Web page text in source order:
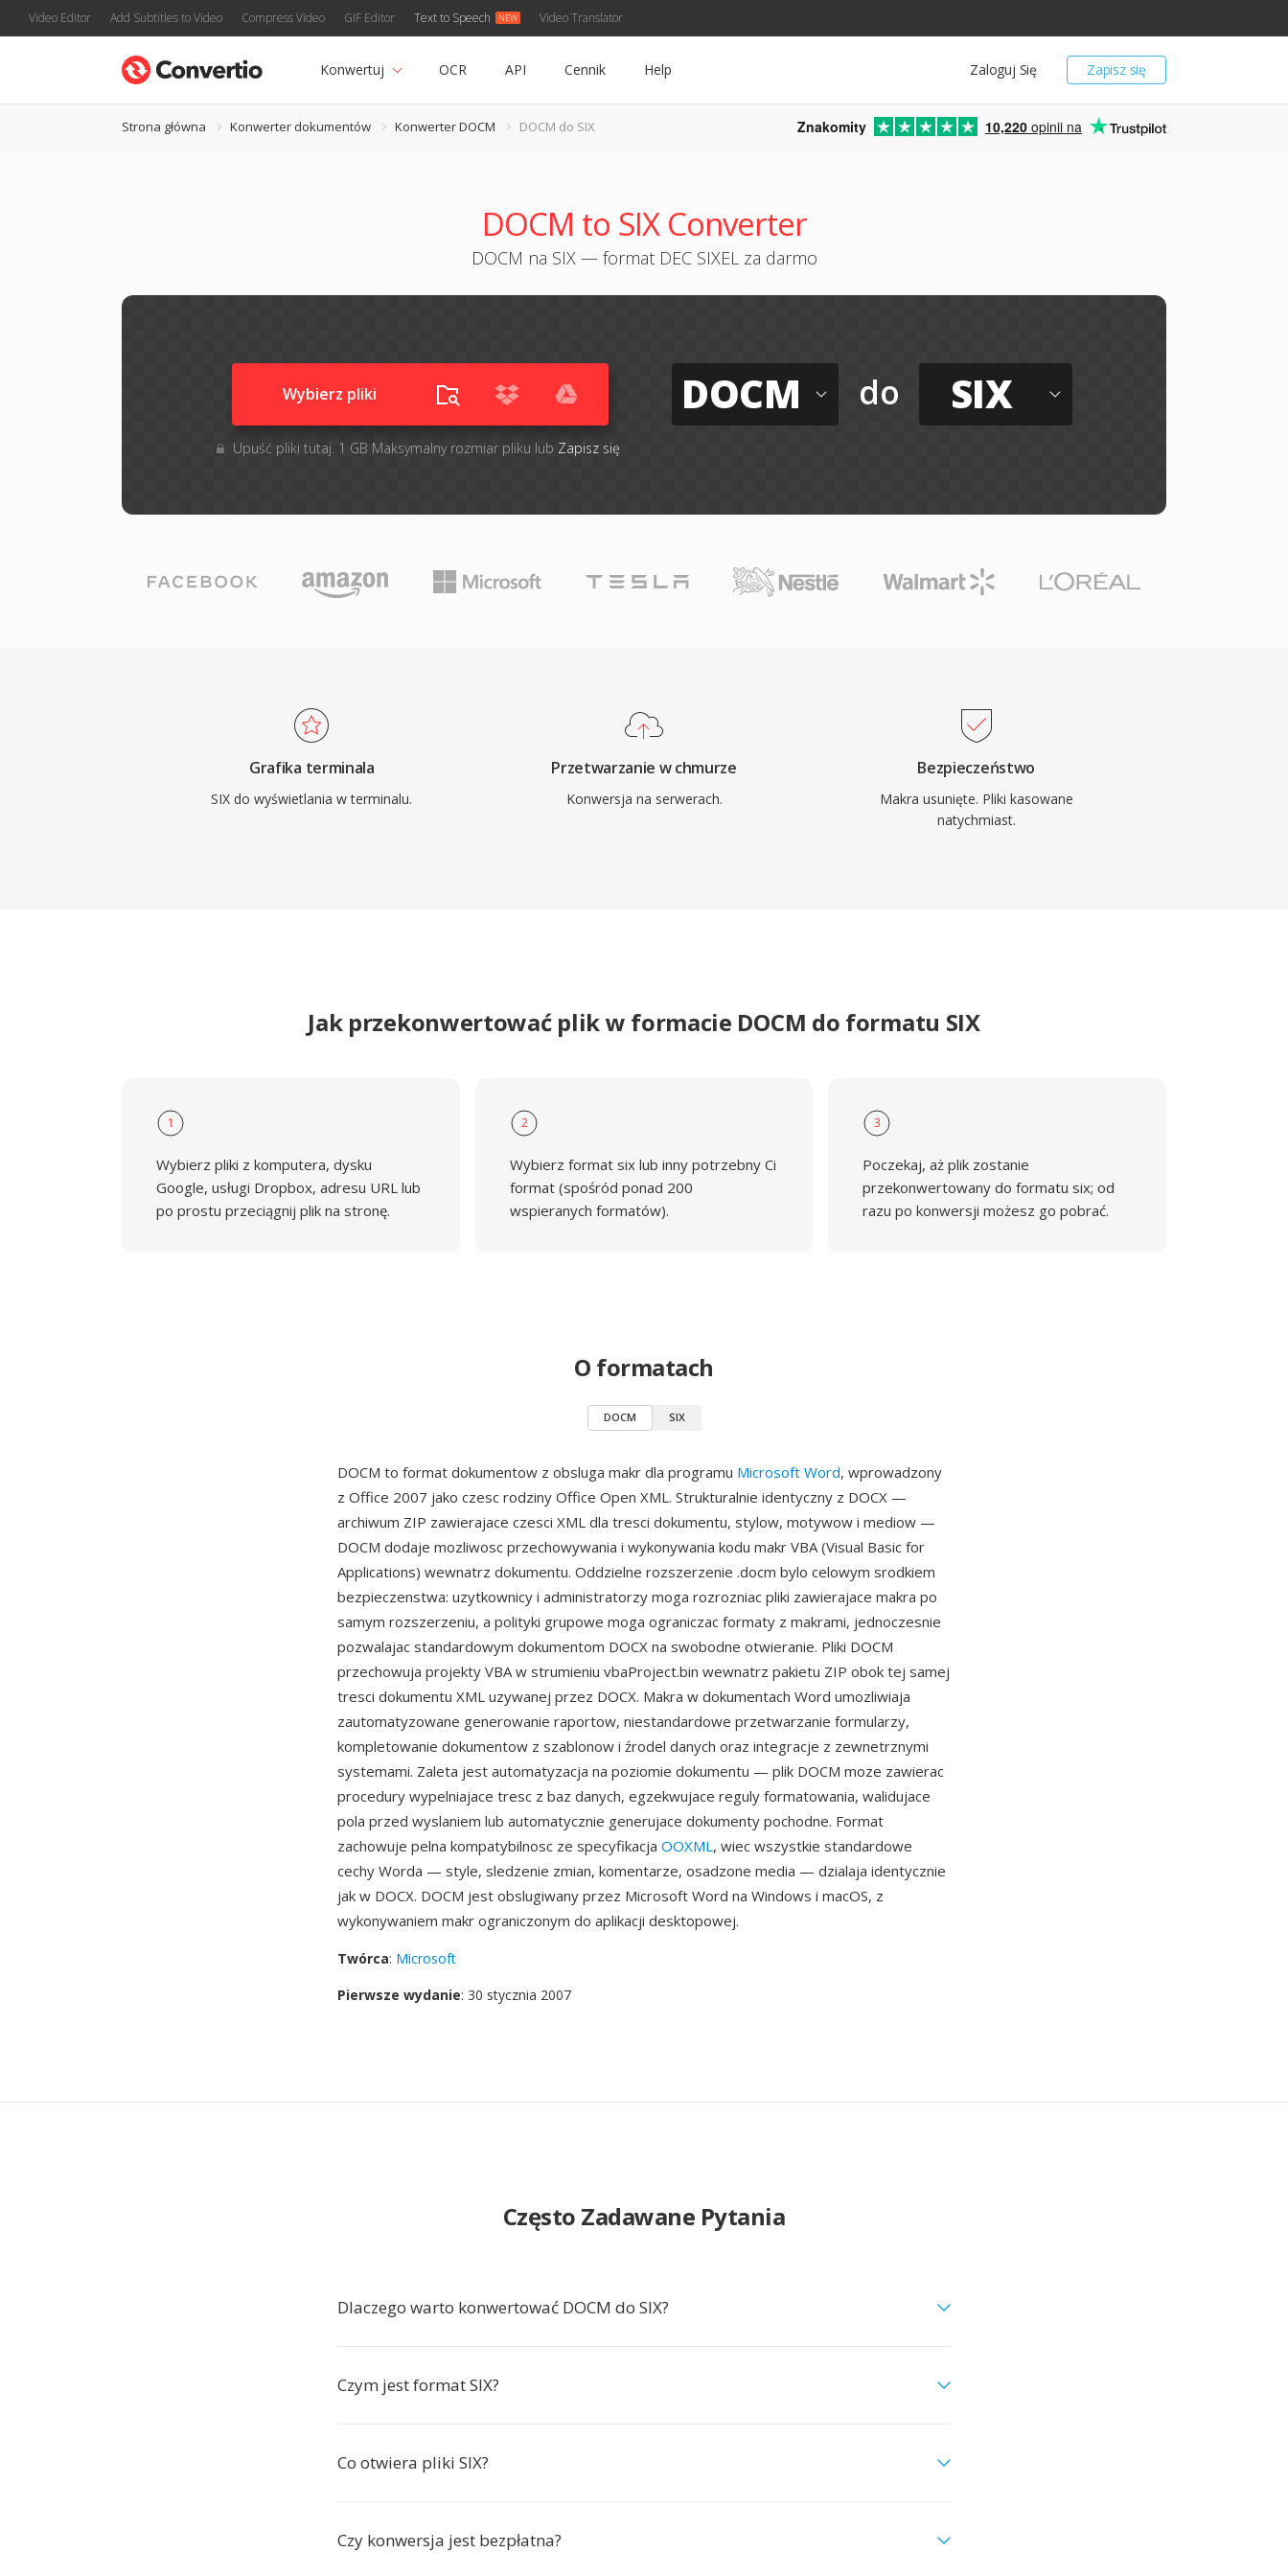
Video Editor Add Subtitles to Video Compress Video GIF Editor Text to Speech Video Translator
Zapisz się
Zaloguj Się
Konwertuj OCR API Cennik Help
Strona główna Konwerter dokumentów Konwerter DOCM DOCM do SIX Znakomity 10,220 opinii na
DOCM to SIX Converter
DOCM na SIX — format DEC SIXEL za darmo
Wybierz pliki
Upuść pliki tutaj. 1 GB Maksymalny rozmiar pliku lub Zapisz się
DOCM do SIX
Grafika terminala
SIX do wyświetlania w terminalu.
Przetwarzanie w chmurze
Konwersja na serwerach.
Bezpieczeństwo
Makra usunięte. Pliki kasowane
natychmiast.
Jak przekonwertować plik w formacie DOCM do formatu SIX
1
Wybierz pliki z komputera, dysku
Google, usługi Dropbox, adresu URL lub
po prostu przeciągnij plik na stronę.
2
Wybierz format six lub inny potrzebny Ci
format (spośród ponad 200
wspieranych formatów).
3
Poczekaj, aż plik zostanie
przekonwertowany do formatu six; od
razu po konwersji możesz go pobrać.
O formatach
DOCM SIX
DOCM to format dokumentow z obsluga makr dla programu Microsoft Word, wprowadzony
z Office 2007 jako czesc rodziny Office Open XML. Strukturalnie identyczny z DOCX —
archiwum ZIP zawierajace czesci XML dla tresci dokumentu, stylow, motywow i mediow —
DOCM dodaje mozliwosc przechowywania i wykonywania kodu makr VBA (Visual Basic for
Applications) wewnatrz dokumentu. Oddzielne rozszerzenie .docm bylo celowym srodkiem
bezpieczenstwa: uzytkownicy i administratorzy moga rozrozniac pliki zawierajace makra po
samym rozszerzeniu, a polityki grupowe moga ograniczac formaty z makrami, jednoczesnie
pozwalajac standardowym dokumentom DOCX na swobodne otwieranie. Pliki DOCM
przechowuja projekty VBA w strumieniu vbaProject.bin wewnatrz pakietu ZIP obok tej samej
tresci dokumentu XML uzywanej przez DOCX. Makra w dokumentach Word umozliwiaja
zautomatyzowane generowanie raportow, niestandardowe przetwarzanie formularzy,
kompletowanie dokumentow z szablonow i źrodel danych oraz integracje z zewnetrznymi
systemami. Zaleta jest automatyzacja na poziomie dokumentu — plik DOCM moze zawierac
procedury wypelniajace tresc z baz danych, egzekwujace reguly formatowania, walidujace
pola przed wyslaniem lub automatycznie generujace dokumenty pochodne. Format
zachowuje pelna kompatybilnosc ze specyfikacja OOXML, wiec wszystkie standardowe
cechy Worda — style, sledzenie zmian, komentarze, osadzone media — dzialaja identycznie
jak w DOCX. DOCM jest obslugiwany przez Microsoft Word na Windows i macOS, z
wykonywaniem makr ograniczonym do aplikacji desktopowej.
Twórca: Microsoft
Pierwsze wydanie: 30 stycznia 2007
Często Zadawane Pytania
Dlaczego warto konwertować DOCM do SIX?
Czym jest format SIX?
Co otwiera pliki SIX?
Czy konwersja jest bezpłatna?